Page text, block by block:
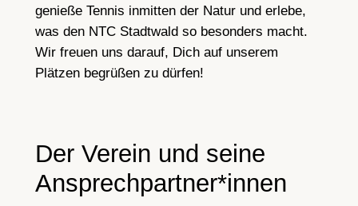
genieße Tennis inmitten der Natur und erlebe,
was den NTC Stadtwald so besonders macht.
Wir freuen uns darauf, Dich auf unserem
Plätzen begrüßen zu dürfen!
Der Verein und seine
Ansprechpartner*innen